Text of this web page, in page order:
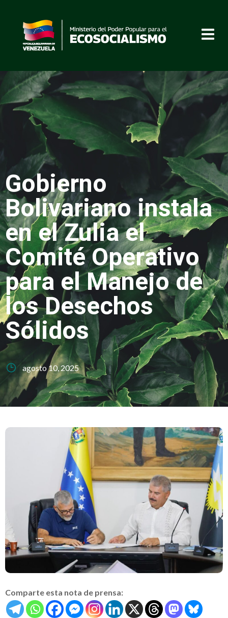
Gobierno
Bolivariano instala
en el Zulia el
Comité Operativo
para el Manejo de
los Desechos
Sólidos
agosto 10, 2025
Comparte esta nota de prensa: